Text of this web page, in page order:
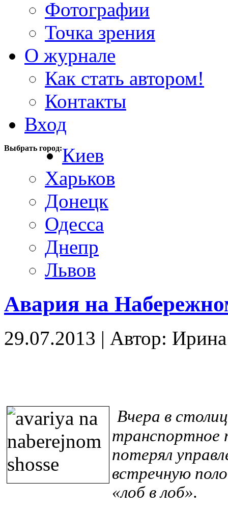
Фотографии
Точка зрения
О журнале
Как стать автором!
Контакты
Вход
Выбрать город:Киев
Харьков
Донецк
Одесса
Днепр
Львов
Авария на
29.07.2013 | Автор:
Вчера в
транспортное
потерял
встречную
«лоб в лоб».